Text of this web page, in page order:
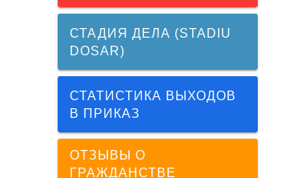
СТАДИЯ ДЕЛА (STADIU
DOSAR)
СТАТИСТИКА ВЫХОДОВ
В ПРИКАЗ
ОТЗЫВЫ О
ГРАЖДАНСТВЕ